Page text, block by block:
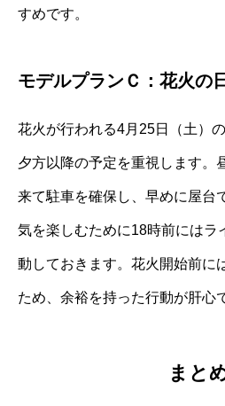
すめです。
モデルプランＣ：花火の
花火が行われる4月25日（土）
夕方以降の予定を重視します。
来て駐車を確保し、早めに屋台
気を楽しむために18時前にはラ
動しておきます。花火開始前に
ため、余裕を持った行動が肝心
まと